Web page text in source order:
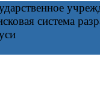
система